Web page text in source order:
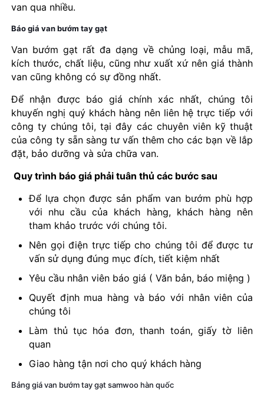
van qua nhiều.
Báo giá van bướm tay gạt
Van bướm gạt rất đa dạng về chủng loại, mẫu mã,
kích thước, chất liệu, cũng như xuất xứ nên giá thành
van cũng không có sự đồng nhất.
Để nhận được báo giá chính xác nhất, chúng tôi
khuyến nghị quý khách hàng nên liên hệ trực tiếp với
công ty chúng tôi, tại đây các chuyên viên kỹ thuật
của công ty sẵn sàng tư vấn thêm cho các bạn về lắp
đặt, bảo dưỡng và sửa chữa van.
Quy trình báo giá phải tuân thủ các bước sau
Để lựa chọn được sản phẩm van bướm phù hợp
với nhu cầu của khách hàng, khách hàng nên
tham khảo trước với chúng tôi.
Nên gọi điện trực tiếp cho chúng tôi để được tư
vấn sử dụng đúng mục đích, tiết kiệm nhất
Yêu cầu nhân viên báo giá ( Văn bản, báo miệng )
Quyết định mua hàng và báo với nhân viên của
chúng tôi
Làm thủ tục hóa đơn, thanh toán, giấy tờ liên
quan
Giao hàng tận nơi cho quý khách hàng
Bảng giá van bướm tay gạt samwoo hàn quốc